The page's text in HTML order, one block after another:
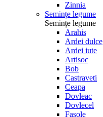
Zinnia
Semințe legume
Semințe legume
Arahis
Ardei dulce
Ardei iute
Artisoc
Bob
Castraveti
Ceapa
Dovleac
Dovlecel
Fasole